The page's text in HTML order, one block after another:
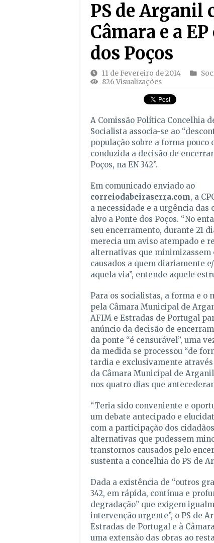
PS de Arganil
Câmara e a
dos Poços
11 de Fevereiro de 2014
826 Visualizações
A Comissão Política Concelhia
Socialista associa-se ao
população sobre a forma pouco
conduzida a decisão de
Poços, na EN 342”.
Em comunicado enviado ao
correiodabeiraserra.com, a
a necessidade e a urgência das
alvo a Ponte dos Poços. “No
seu encerramento, durante 21
merecia um aviso atempado e
alternativas que minimizassem
causados a quem diariamente
aquela via”, entende aquele
Para os socialistas, a forma e o
pela Câmara Municipal de
AFIM e Estradas de Portugal
anúncio da decisão de
da ponte “é censurável”, uma
da medida se processou “de
tardia e exclusivamente
da Câmara Municipal de
nos quatro dias que
“Teria sido conveniente e
um debate antecipado e
com a participação dos
alternativas que pudessem
transtornos causados pelo
sustenta a concelhia do PS de
Dada a existência de “outros
342, em rápida, contínua e
degradação” que exigem
intervenção urgente”, o PS de
Estradas de Portugal e à
uma extensão das obras ao